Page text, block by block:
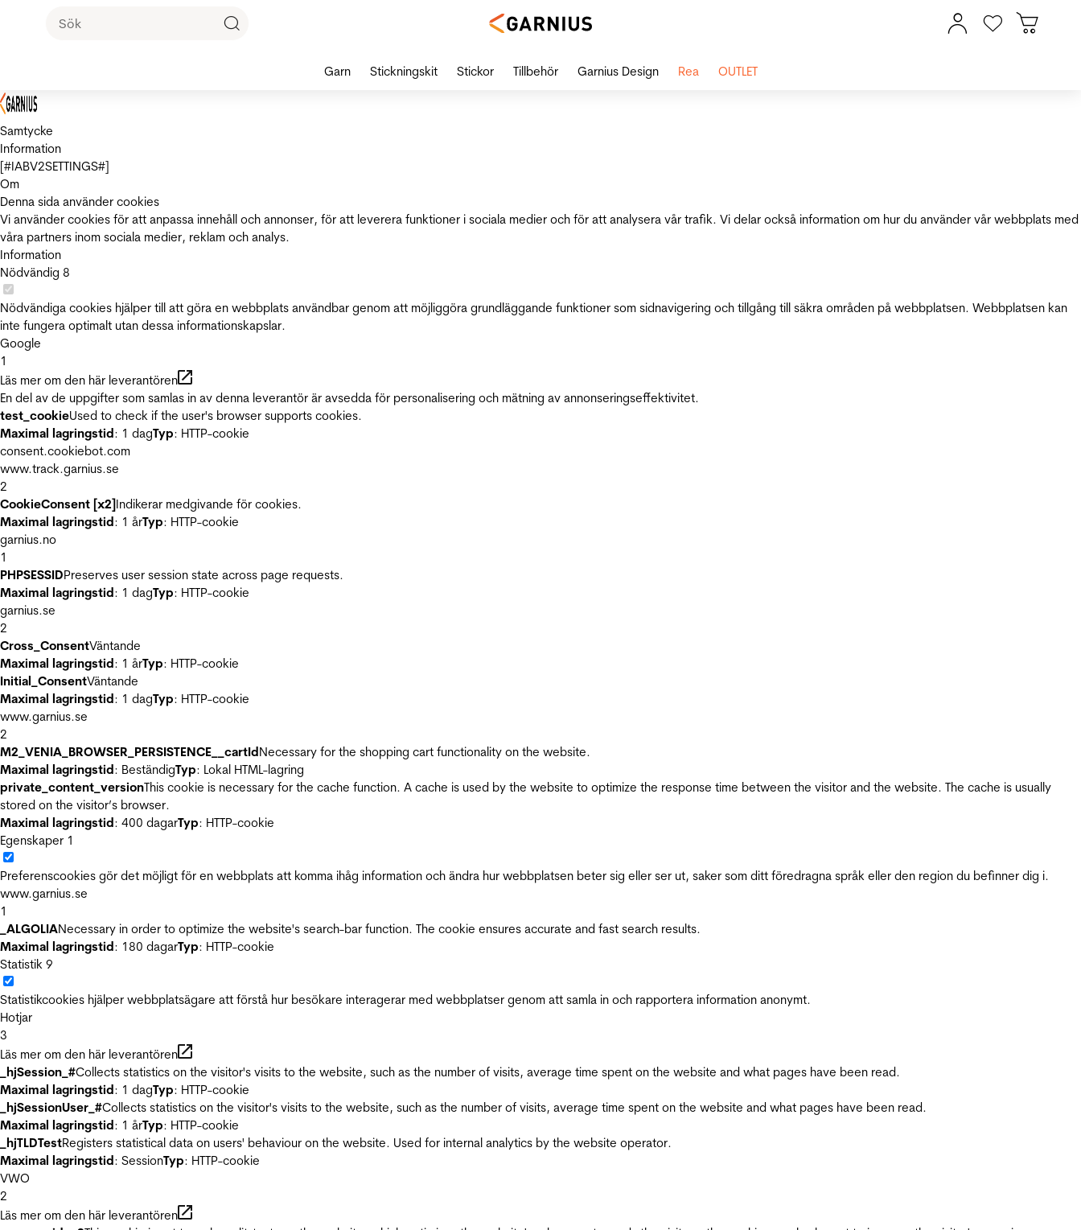
Samtycke
Information
[#IABV2SETTINGS#]
Om
Denna sida använder cookies
Vi använder cookies för att anpassa innehåll och annonser, för att leverera funktioner i sociala medier och för att analysera vår trafik. Vi delar också information om hur du använder vår webbplats med
våra partners inom sociala medier, reklam och analys.
Information
Nödvändig 8
Nödvändiga cookies hjälper till att göra en webbplats användbar genom att möjliggöra grundläggande funktioner som sidnavigering och tillgång till säkra områden på webbplatsen. Webbplatsen kan
inte fungera optimalt utan dessa informationskapslar.
Google
1
Läs mer om den här leverantören
En del av de uppgifter som samlas in av denna leverantör är avsedda för personalisering och mätning av annonseringseffektivitet.
test_cookieUsed to check if the user's browser supports cookies.
Maximal lagringstid: 1 dagTyp: HTTP-cookie
consent.cookiebot.com
www.track.garnius.se
2
CookieConsent [x2]Indikerar medgivande för cookies.
Maximal lagringstid: 1 årTyp: HTTP-cookie
garnius.no
1
PHPSESSIDPreserves user session state across page requests.
Maximal lagringstid: 1 dagTyp: HTTP-cookie
garnius.se
2
Cross_ConsentVäntande
Maximal lagringstid: 1 årTyp: HTTP-cookie
Initial_ConsentVäntande
Maximal lagringstid: 1 dagTyp: HTTP-cookie
www.garnius.se
2
M2_VENIA_BROWSER_PERSISTENCE__cartIdNecessary for the shopping cart functionality on the website.
Maximal lagringstid: BeständigTyp: Lokal HTML-lagring
private_content_versionThis cookie is necessary for the cache function. A cache is used by the website to optimize the response time between the visitor and the website. The cache is usually
stored on the visitor’s browser.
Maximal lagringstid: 400 dagarTyp: HTTP-cookie
Egenskaper 1
Preferenscookies gör det möjligt för en webbplats att komma ihåg information och ändra hur webbplatsen beter sig eller ser ut, saker som ditt föredragna språk eller den region du befinner dig i.
www.garnius.se
1
_ALGOLIANecessary in order to optimize the website's search-bar function. The cookie ensures accurate and fast search results.
Maximal lagringstid: 180 dagarTyp: HTTP-cookie
Statistik 9
Statistikcookies hjälper webbplatsägare att förstå hur besökare interagerar med webbplatser genom att samla in och rapportera information anonymt.
Hotjar
3
Läs mer om den här leverantören
_hjSession_#Collects statistics on the visitor's visits to the website, such as the number of visits, average time spent on the website and what pages have been read.
Maximal lagringstid: 1 dagTyp: HTTP-cookie
_hjSessionUser_#Collects statistics on the visitor's visits to the website, such as the number of visits, average time spent on the website and what pages have been read.
Maximal lagringstid: 1 årTyp: HTTP-cookie
_hjTLDTestRegisters statistical data on users' behaviour on the website. Used for internal analytics by the website operator.
Maximal lagringstid: SessionTyp: HTTP-cookie
VWO
2
Läs mer om den här leverantören
Garn Stickningskit Stickor Tillbehör Garnius Design Rea OUTLET